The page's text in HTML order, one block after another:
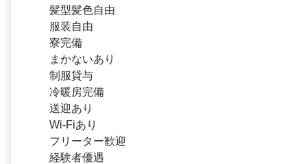
髪型髪色自由
服装自由
寮完備
まかないあり
制服貸与
冷暖房完備
送迎あり
Wi-Fiあり
フリーター歓迎
経験者優遇